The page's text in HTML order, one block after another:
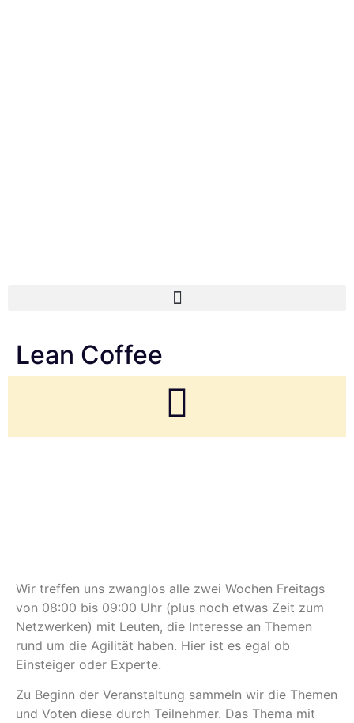
Lean Coffee
Wir treffen uns zwanglos alle zwei Wochen Freitags
von 08:00 bis 09:00 Uhr (plus noch etwas Zeit zum
Netzwerken) mit Leuten, die Interesse an Themen
rund um die Agilität haben. Hier ist es egal ob
Einsteiger oder Experte.
Zu Beginn der Veranstaltung sammeln wir die Themen
und Voten diese durch Teilnehmer. Das Thema mit